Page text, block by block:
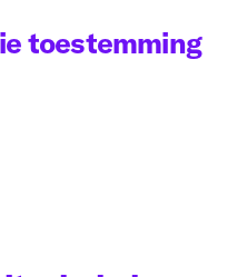
toestemming